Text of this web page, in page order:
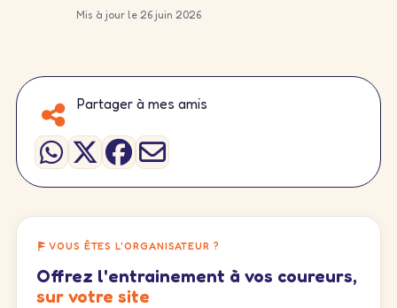
Mis à jour le 26 juin 2026
Partager à mes amis
VOUS ÊTES L'ORGANISATEUR ?
Offrez l'entrainement à vos coureurs,
sur votre site